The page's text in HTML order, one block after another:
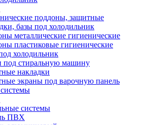
поддоны, защитные
базы под холодильник
металлические гигиенические
пластиковые гигиенические
холодильник
под стиральную машину
накладки
экраны под варочную панель
системы
ПВХ